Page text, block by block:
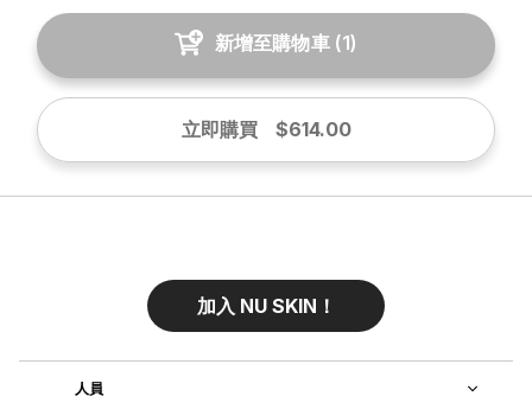
新增至購物車(1)
立即購買 $614.00
加入 NU SKIN！
人員